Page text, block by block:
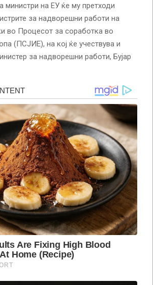
министри на ЕУ ќе му претходи
за надворешни работи на
во Процесот за соработка во
(ПСЈИЕ), на кој ќе учествува и
за надворешни работи, Бујар